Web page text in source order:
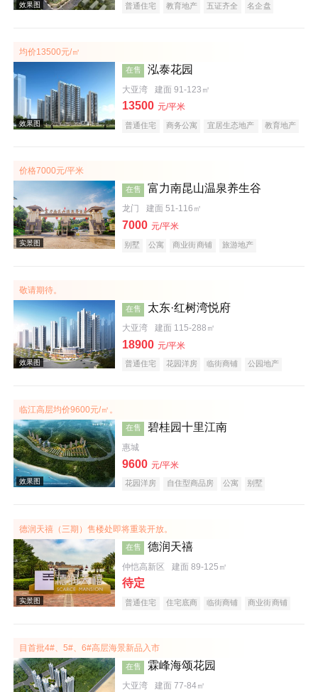
效果图
普通住宅 教育地产 五证齐全 名企盘
均价13500元/㎡
效果图
在售 泓泰花园
大亚湾 建面 91-123㎡
13500 元/平米
普通住宅 商务公寓 宜居生态地产 教育地产
价格7000元/平米
在售 富力南昆山温泉养生谷
龙门 建面 51-116㎡
7000 元/平米
别墅 公寓 商业街商铺
旅游地产
敬请期待。
在售 太东·红树湾悦府
大亚湾 建面 115-288㎡
18900 元/平米
普通住宅 花园洋房 临街商铺
公园地产
临江高层均价9600元/㎡。
在售 碧桂园十里江南
惠城
9600 元/平米
花园洋房 自住型商品房 公寓
别墅
德润天禧（三期）售楼处即将重装开放。
在售 德润天禧
仲恺高新区 建面 89-125㎡
待定
普通住宅 住宅底商 临街商铺
商业街商铺
目首批4#、5#、6#高层海景新品入市
在售 霖峰海颂花园
大亚湾 建面 77-84㎡